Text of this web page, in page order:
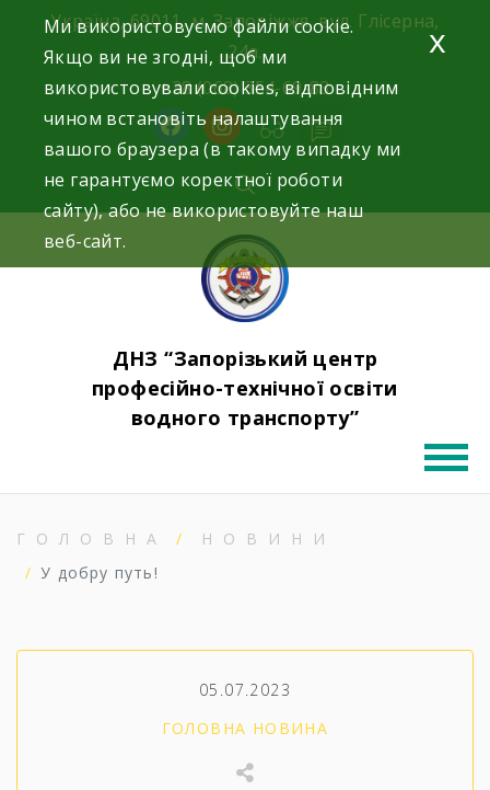
Україна, 69011, м. Запоріжжя, вул. Глісерна,
24а.
+38 (068) 354-69-83
facebookinstagram
ДНЗ “Запорізький центр
професійно-технічної освіти
водного транспорту”
ГОЛОВНА
НОВИНИ
У добру путь!
05.07.2023
ГОЛОВНА НОВИНА
Ми використовуємо файли cookie.
Якщо ви не згодні, щоб ми
використовували cookies, відповідним
чином встановіть налаштування
вашого браузера (в такому випадку ми
не гарантуємо коректної роботи
сайту), або не використовуйте наш
веб-сайт.
x